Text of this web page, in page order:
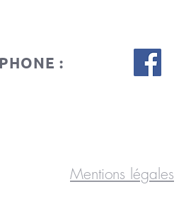
:
Mentions légales